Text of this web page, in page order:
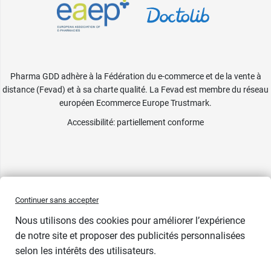
Pharma GDD adhère à la Fédération du e-commerce et de la vente à
distance (Fevad) et à sa charte qualité. La Fevad est membre du réseau
européen Ecommerce Europe Trustmark.
Accessibilité: partiellement conforme
Continuer sans accepter
Nous utilisons des cookies pour améliorer l’expérience
de notre site et proposer des publicités personnalisées
selon les intérêts des utilisateurs.